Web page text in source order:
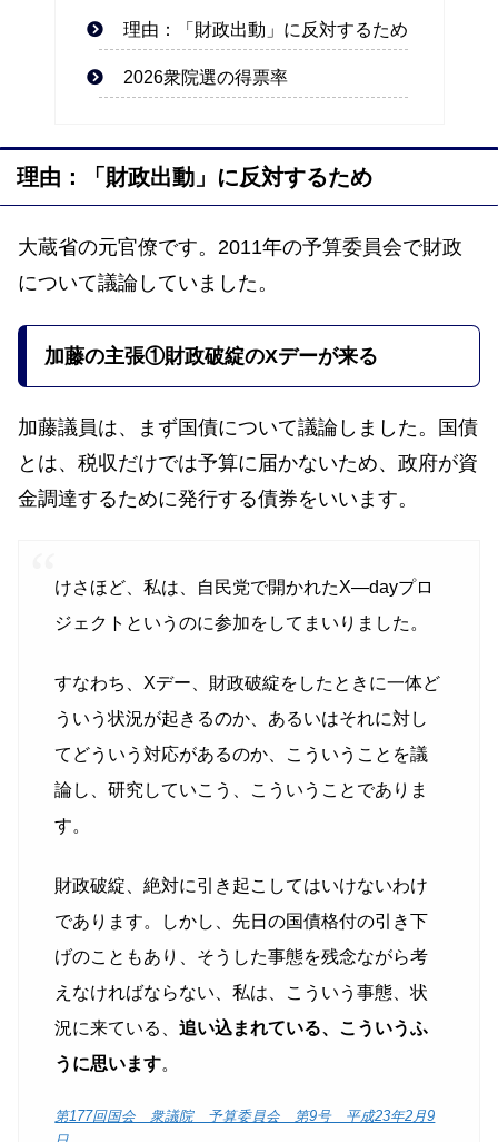
理由：「財政出動」に反対するため
2026衆院選の得票率
理由：「財政出動」に反対するため
大蔵省の元官僚です。2011年の予算委員会で財政
について議論していました。
加藤の主張①財政破綻のXデーが来る
加藤議員は、まず国債について議論しました。国債
とは、税収だけでは予算に届かないため、政府が資
金調達するために発行する債券をいいます。
けさほど、私は、自民党で開かれたX—dayプロ
ジェクトというのに参加をしてまいりました。
すなわち、Xデー、財政破綻をしたときに一体ど
ういう状況が起きるのか、あるいはそれに対し
てどういう対応があるのか、こういうことを議
論し、研究していこう、こういうことでありま
す。
財政破綻、絶対に引き起こしてはいけないわけ
であります。しかし、先日の国債格付の引き下
げのこともあり、そうした事態を残念ながら考
えなければならない、私は、こういう事態、状
況に来ている、追い込まれている、こういうふ
うに思います。
第177回国会 衆議院 予算委員会 第9号 平成23年2月9